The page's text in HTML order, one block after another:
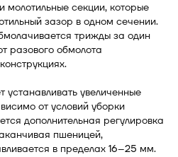
молотильные секции, которые
зазор в одном сечении.
трижды за один
разового обмолота
устанавливать увеличенные
от условий уборки
дополнительная регулировка
пшеницей,
в пределах 16–25 мм.